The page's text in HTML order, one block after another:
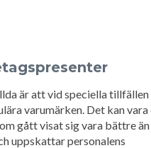
är att vid speciella tillfällen
varumärken. Det kan vara
gått visat sig vara bättre än
uppskattar personalens